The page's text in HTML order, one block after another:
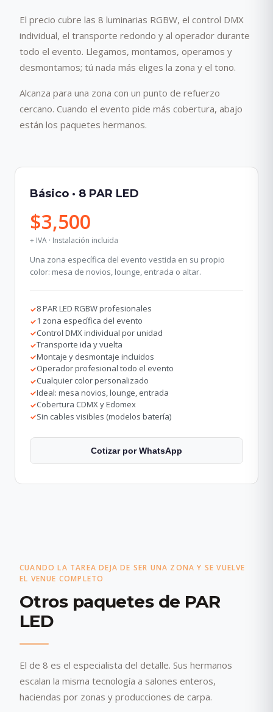
El precio cubre las 8 luminarias RGBW, el control DMX
individual, el transporte redondo y al operador durante
todo el evento. Llegamos, montamos, operamos y
desmontamos; tú nada más eliges la zona y el tono.
Alcanza para una zona con un punto de refuerzo
cercano. Cuando el evento pide más cobertura, abajo
están los paquetes hermanos.
Básico · 8 PAR LED
$3,500
+ IVA · Instalación incluida
Una zona específica del evento vestida en su propio
color: mesa de novios, lounge, entrada o altar.
✓8 PAR LED RGBW profesionales
✓1 zona específica del evento
✓Control DMX individual por unidad
✓Transporte ida y vuelta
✓Montaje y desmontaje incluidos
✓Operador profesional todo el evento
✓Cualquier color personalizado
✓Ideal: mesa novios, lounge, entrada
✓Cobertura CDMX y Edomex
✓Sin cables visibles (modelos batería)
Cotizar por WhatsApp
CUANDO LA TAREA DEJA DE SER UNA ZONA Y SE VUELVE
EL VENUE COMPLETO
Otros paquetes de PAR
LED
El de 8 es el especialista del detalle. Sus hermanos
escalan la misma tecnología a salones enteros,
haciendas por zonas y producciones de carpa.